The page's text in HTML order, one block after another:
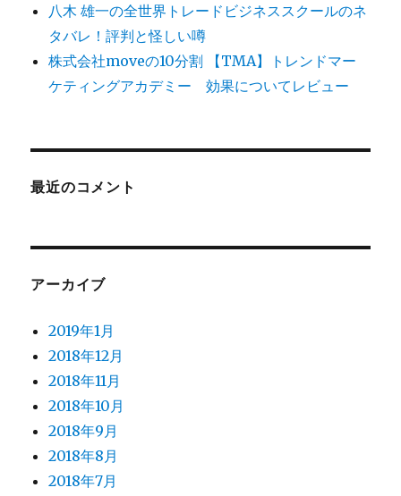
八木 雄一の全世界トレードビジネススクールのネ
タバレ！評判と怪しい噂
株式会社moveの10分割 【TMA】トレンドマー
ケティングアカデミー 効果についてレビュー
最近のコメント
アーカイブ
2019年1月
2018年12月
2018年11月
2018年10月
2018年9月
2018年8月
2018年7月